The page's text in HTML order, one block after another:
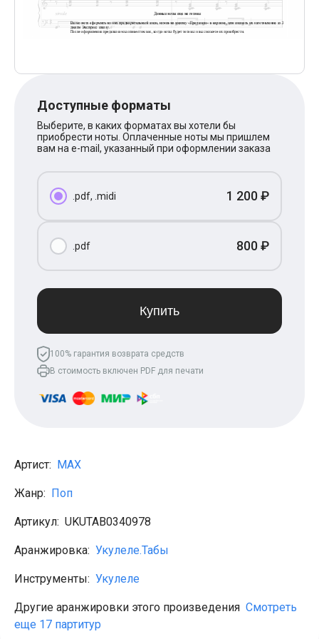
XOLIDAYBOY
Ваня Дмитриенко
Монеточка
HammAli
HammAli & Navai
Billie Eilish
Michael Jackson
Modern Talking
Тима Белорусских
BEARWOLF
Олег Газманов
Юрий Шатунов
Леонид Агутин
МакSим
Клава Кока
Владимир Пресняков
Лариса Долина
Виктор Цой (Кино)
Король и шут
ДДТ
Земфира
Сплин
Наутилус Помпилиус
Агата Кристи
Владимир Высоцкий
Чиж
Гражданская оборона
KSB
Доступные форматы
Выберите, в каких форматах вы хотели бы
приобрести ноты. Оплаченные ноты мы пришлем
вам на e-mail, указанный при оформлении заказа
.pdf, .midi 1 200 ₽
.pdf 800 ₽
Купить
100% гарантия возврата средств
В стоимость включен PDF для печати
Артист: MAX
Жанр: Поп
Артикул: UKUTAB0340978
Аранжировка: Укулеле.Табы
Инструменты: Укулеле
Другие аранжировки этого произведения Смотреть
еще 17 партитур